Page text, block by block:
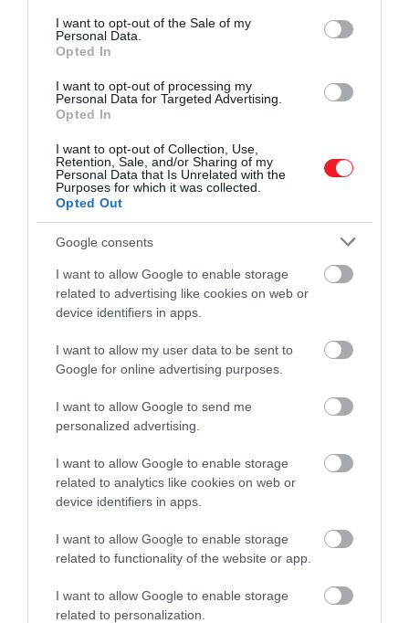
consent section.
I want to opt-out of the Sale of my
Personal Data.
Opted In
I want to opt-out of processing my
Personal Data for Targeted Advertising.
Opted In
I want to opt-out of Collection, Use,
Retention, Sale, and/or Sharing of my
Personal Data that Is Unrelated with the
Purposes for which it was collected.
Opted Out
Google consents
I want to allow Google to enable storage
related to advertising like cookies on web or
device identifiers in apps.
I want to allow my user data to be sent to
Google for online advertising purposes.
I want to allow Google to send me
personalized advertising.
I want to allow Google to enable storage
related to analytics like cookies on web or
device identifiers in apps.
I want to allow Google to enable storage
related to functionality of the website or app.
I want to allow Google to enable storage
related to personalization.
hosszúkás szeletekre, majd egy magasabb falú
serpenyőben közepes lángon pirítsuk meg. Egy
sót és 1 evőkanálnyi szömörcét 70 milliliter vízzel,
majd ezt öntsük rá a húsra. Rakjunk a
rotyogni. Ha elkészült, tegyük egy tányérra a
szeleteket és a levet is rakjuk félre.
A mártás elkészítéséhez melegítsük fel a vajat
és az olajat egy kisebb serpenyőben, majd
alacsony lángon szórjuk hozzá a chilipelyhet és a
pirospaprikát – amikor elkezd buborékozni,
sózzuk meg.
és magas lángon süssük ropogósra. Öntsünk
hozzá a korábban félretett hús levéből 70
evőkanálnyi paprikát – ezen a ponton extra
Figyelmedbe ajánljuk!
Erre az 5 fűszerre lesz szükséged, ha
tradicionális görög gyrost készítenél
otthon
Rakjunk a hús tetejére egy szelet lavasht (vagy